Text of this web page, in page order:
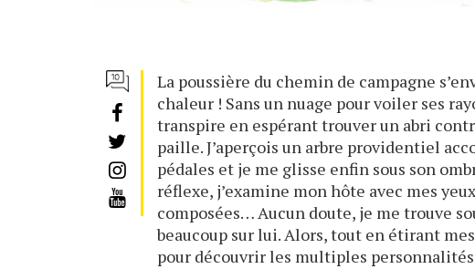
La poussière du chemin de campagne
chaleur ! Sans un nuage pour voiler ses
transpire en espérant trouver un abri
paille. J’aperçois un arbre providentiel
pédales et je me glisse enfin sous son
réflexe, j’examine mon hôte avec mes
composées… Aucun doute, je me trouve
beaucoup sur lui. Alors, tout en étirant
pour découvrir les multiples